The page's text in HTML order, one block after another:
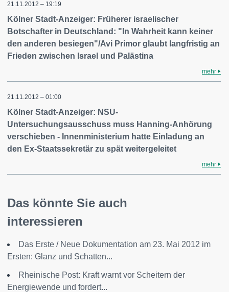
21.11.2012 – 19:19
Kölner Stadt-Anzeiger: Früherer israelischer
Botschafter in Deutschland: "In Wahrheit kann keiner
den anderen besiegen"/Avi Primor glaubt langfristig an
Frieden zwischen Israel und Palästina
mehr
21.11.2012 – 01:00
Kölner Stadt-Anzeiger: NSU-
Untersuchungsausschuss muss Hanning-Anhörung
verschieben - Innenministerium hatte Einladung an
den Ex-Staatssekretär zu spät weitergeleitet
mehr
Das könnte Sie auch
interessieren
Das Erste / Neue Dokumentation am 23. Mai 2012 im
Ersten: Glanz und Schatten...
Rheinische Post: Kraft warnt vor Scheitern der
Energiewende und fordert...